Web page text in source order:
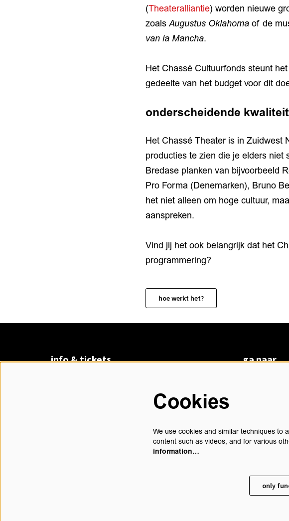
(Theateralliantie) worden nieuwe
zoalsAugustus Oklahoma of de
van la Mancha.
Het Chassé Cultuurfonds steunt
gedeelte van het budget voor dit
onderscheidende kwaliteit
Het Chassé Theater is in Zuidwest
producties te zien die je elders
Bredase planken van bijvoorbeeld
Pro Forma (Denemarken), Bruno
het niet alleen om hoge cultuur,
aanspreken.
Vind jij het ook belangrijk dat het
programmering?
hoe werkt het?
info & tickets ga naar
contact
Cookies
We use cookies and similar techniques to
content such as videos, and for various
information…
only